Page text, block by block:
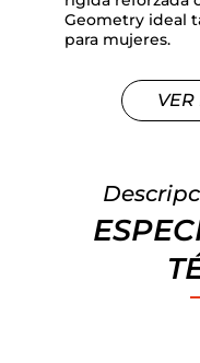
Geometry ideal
para mujeres.
VER